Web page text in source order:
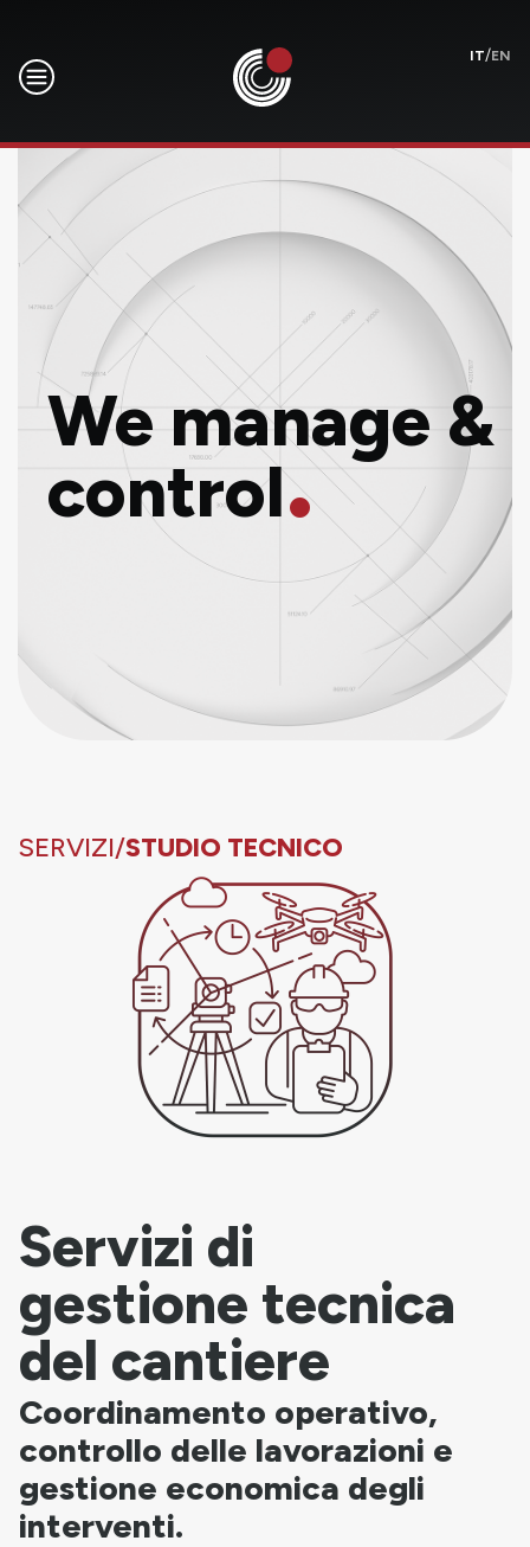
IT/EN
We manage &
control.
SERVIZI/STUDIO TECNICO
Servizi di
gestione tecnica
del cantiere
Coordinamento operativo,
controllo delle lavorazioni e
gestione economica degli
interventi.